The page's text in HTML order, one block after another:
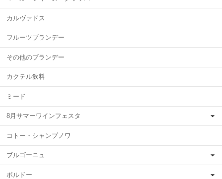
カルヴァドス
フルーツブランデー
その他のブランデー
カクテル飲料
ミード
8月サマーワインフェスタ
コトー・シャンプノワ
ブルゴーニュ
ボルドー